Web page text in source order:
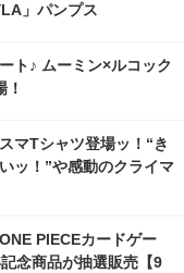
」パンプス
ト♪ ムーミン×ルコック
マTシャツ登場ッ！“き
ッ！”や感動のクライマ
PIECEカードゲー
念商品が抽選販売【9